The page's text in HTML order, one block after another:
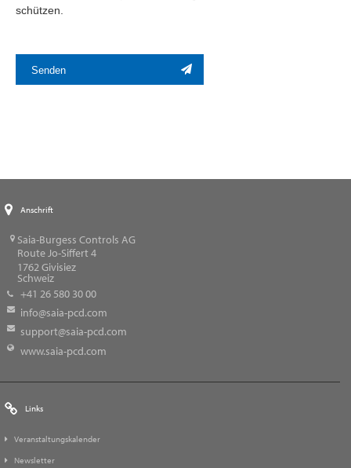
schützen.
Senden
Anschrift
Saia-Burgess Controls AG
Route Jo-Siffert 4
1762 Givisiez
Schweiz
+41 26 580 30 00
info@saia-pcd.com
support@saia-pcd.com
www.saia-pcd.com
Links
Veranstaltungskalender
Newsletter